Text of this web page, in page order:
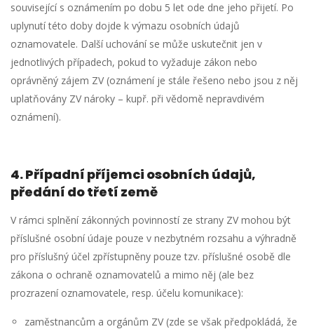
související s oznámením po dobu 5 let ode dne jeho přijetí. Po
uplynutí této doby dojde k výmazu osobních údajů
oznamovatele. Další uchování se může uskutečnit jen v
jednotlivých případech, pokud to vyžaduje zákon nebo
oprávněný zájem ZV (oznámení je stále řešeno nebo jsou z něj
uplatňovány ZV nároky – kupř. při vědomě nepravdivém
oznámení).
4.Případní příjemci osobních údajů,
předání do třetí země
V rámci splnění zákonných povinností ze strany ZV mohou být
příslušné osobní údaje pouze v nezbytném rozsahu a výhradně
pro příslušný účel zpřístupněny pouze tzv. příslušné osobě dle
zákona o ochraně oznamovatelů a mimo něj (ale bez
prozrazení oznamovatele, resp. účelu komunikace):
zaměstnancům a orgánům ZV (zde se však předpokládá, že